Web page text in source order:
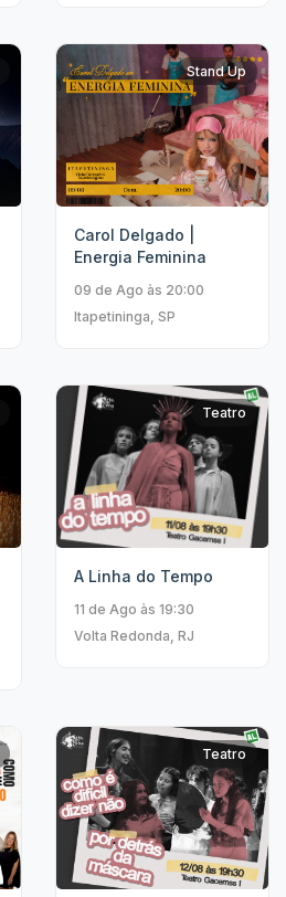
Stand Up
Carol Delgado |
Energia Feminina
09 de Ago às 20:00
Itapetininga, SP
Teatro
A Linha do Tempo
11 de Ago às 19:30
Volta Redonda, RJ
Teatro